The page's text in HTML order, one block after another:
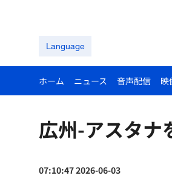
Language
ホーム ニュース 音声配信 映
広州-アスタナ
07:10:47 2026-06-03